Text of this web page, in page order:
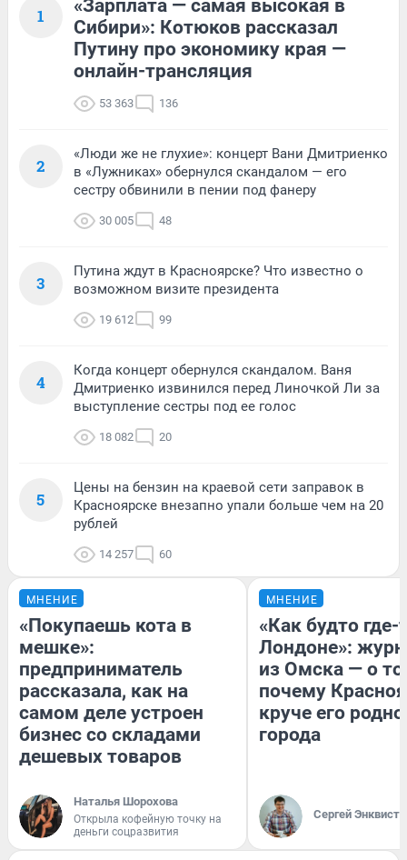
1
«Зарплата — самая высокая в
Сибири»: Котюков рассказал
Путину про экономику края —
онлайн-трансляция
53 363 136
2
«Люди же не глухие»: концерт Вани Дмитриенко
в «Лужниках» обернулся скандалом — его
сестру обвинили в пении под фанеру
30 005 48
3
Путина ждут в Красноярске? Что известно о
возможном визите президента
19 612 99
4
Когда концерт обернулся скандалом. Ваня
Дмитриенко извинился перед Линочкой Ли за
выступление сестры под ее голос
18 082 20
5
Цены на бензин на краевой сети заправок в
Красноярске внезапно упали больше чем на 20
рублей
14 257 60
МНЕНИЕ
«Покупаешь кота в
мешке»:
предприниматель
рассказала, как на
самом деле устроен
бизнес со складами
дешевых товаров
Наталья Шорохова
Открыла кофейную точку на
деньги соцразвития
МНЕНИЕ
«Как будто где-
Лондоне»:
из Омска — о
почему
круче его
города
Сергей Энквист